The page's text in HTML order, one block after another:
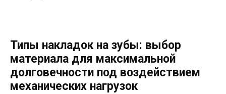
Типы накладок на зубы: выбор
материала для максимальной
долговечности под воздействием
механических нагрузок